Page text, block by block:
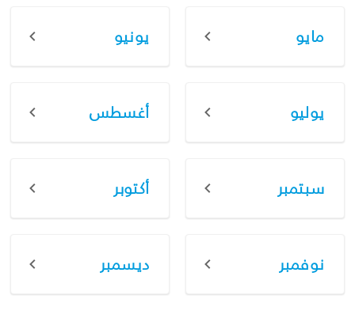
مايو يونيو
يوليو أغسطس
سبتمبر أكتوبر
نوفمبر ديسمبر